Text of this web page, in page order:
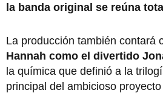
la banda original se reúna
La producción también contará
Hannah como el divertido
la química que definió a la
principal del ambicioso